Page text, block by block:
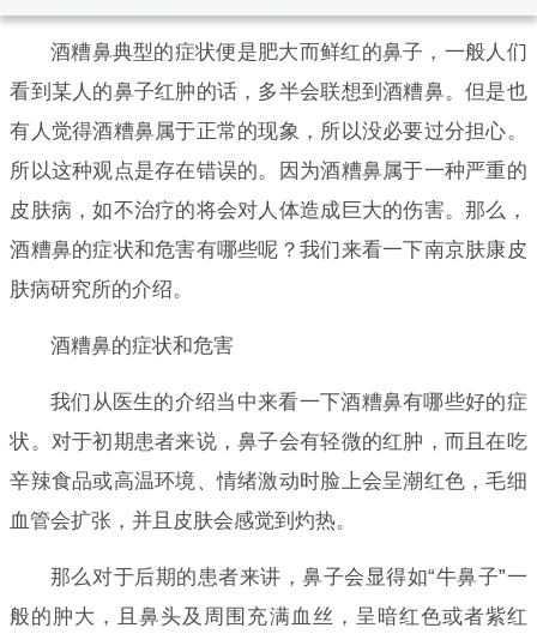
酒糟鼻典型的症状便是肥大而鲜红的鼻子，一般人们
看到某人的鼻子红肿的话，多半会联想到酒糟鼻。但是也
有人觉得酒糟鼻属于正常的现象，所以没必要过分担心。
所以这种观点是存在错误的。因为酒糟鼻属于一种严重的
皮肤病，如不治疗的将会对人体造成巨大的伤害。那么，
酒糟鼻的症状和危害有哪些呢？我们来看一下南京肤康皮
肤病研究所的介绍。
酒糟鼻的症状和危害
我们从医生的介绍当中来看一下酒糟鼻有哪些好的症
状。对于初期患者来说，鼻子会有轻微的红肿，而且在吃
辛辣食品或高温环境、情绪激动时脸上会呈潮红色，毛细
血管会扩张，并且皮肤会感觉到灼热。
那么对于后期的患者来讲，鼻子会显得如“牛鼻子”一
般的肿大，且鼻头及周围充满血丝，呈暗红色或者紫红